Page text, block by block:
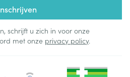
schrijft u zich in voor onze
met onze privacy policy.